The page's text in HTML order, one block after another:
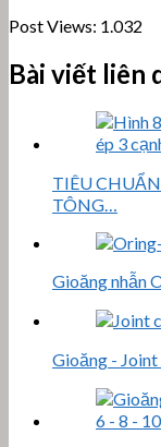
Post Views: 1.032
Bài viết liên
TIÊU
TÔNG…
Gioăng nhẫn
Gioăng - Joint